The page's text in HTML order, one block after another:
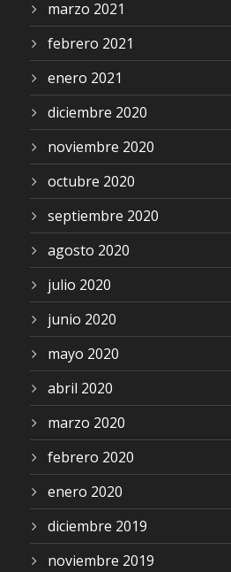
marzo 2021
febrero 2021
enero 2021
diciembre 2020
noviembre 2020
octubre 2020
septiembre 2020
agosto 2020
julio 2020
junio 2020
mayo 2020
abril 2020
marzo 2020
febrero 2020
enero 2020
diciembre 2019
noviembre 2019